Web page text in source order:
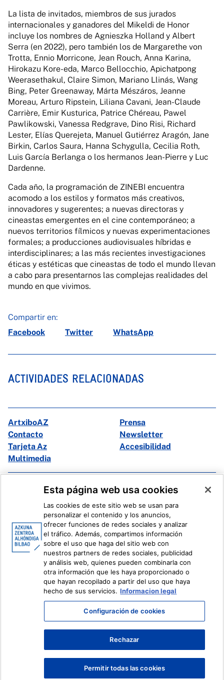
La lista de invitados, miembros de sus jurados
internacionales y ganadores del Mikeldi de Honor
incluye los nombres de Agnieszka Holland y Albert
Serra (en 2022), pero también los de Margarethe von
Trotta, Ennio Morricone, Jean Rouch, Anna Karina,
Hirokazu Kore-eda, Marco Bellocchio, Apichatpong
Weerasethakul, Claire Simon, Mariano Llinás, Wang
Bing, Peter Greenaway, Márta Mészáros, Jeanne
Moreau, Arturo Ripstein, Liliana Cavani, Jean-Claude
Carrière, Emir Kusturica, Patrice Chéreau, Pawel
Pawlikowski, Vanessa Redgrave, Dino Risi, Richard
Lester, Elías Querejeta, Manuel Gutiérrez Aragón, Jane
Birkin, Carlos Saura, Hanna Schygulla, Cecilia Roth,
Luis García Berlanga o los hermanos Jean-Pierre y Luc
Dardenne.
Cada año, la programación de ZINEBI encuentra
acomodo a los estilos y formatos más creativos,
innovadores y sugerentes; a nuevas directoras y
cineastas emergentes en el cine contemporáneo; a
nuevos territorios fílmicos y nuevas experimentaciones
formales; a producciones audiovisuales híbridas e
interdisciplinares; a las más recientes investigaciones
éticas y estéticas que cineastas de todo el mundo llevan
a cabo para presentarnos las complejas realidades del
mundo en que vivimos.
Compartir en:
Facebook
Twitter WhatsApp
ACTIVIDADES RELACIONADAS
ArtxiboAZ
Prensa
Contacto
Newsletter
Tarjeta Az
Accesibilidad
Multimedia
Facebook
X
Ivoox
Información legal Sistema Interno de Información
Esta página web usa cookies
Las cookies de este sitio web se usan para
personalizar el contenido y los anuncios,
ofrecer funciones de redes sociales y analizar
el tráfico. Además, compartimos información
sobre el uso que haga del sitio web con
nuestros partners de redes sociales, publicidad
y análisis web, quienes pueden combinarla con
otra información que les haya proporcionado o
que hayan recopilado a partir del uso que haya
hecho de sus servicios. Informacion legal
Configuración de cookies
Rechazar
Permitir todas las cookies